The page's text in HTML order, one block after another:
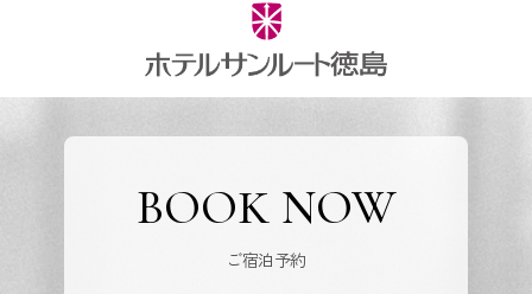
BOOK NOW
ご宿泊予約